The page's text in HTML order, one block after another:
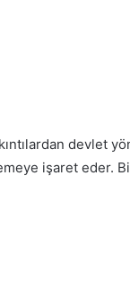
devlet
işaret eder.